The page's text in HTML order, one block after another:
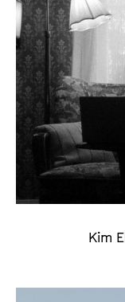
Kim